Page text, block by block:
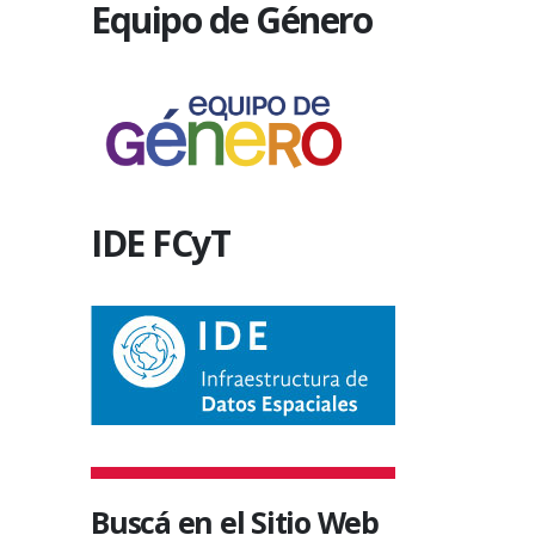
Equipo de Género
IDE FCyT
Buscá en el Sitio Web